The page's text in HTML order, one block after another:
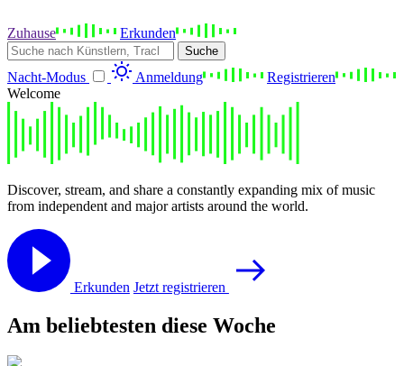
Zuhause Erkunden
Suche
Nacht-Modus Anmeldung
Registrieren
Welcome
Discover, stream, and share a constantly expanding mix of music
from independent and major artists around the world.
Erkunden Jetzt registrieren
Am beliebtesten diese Woche